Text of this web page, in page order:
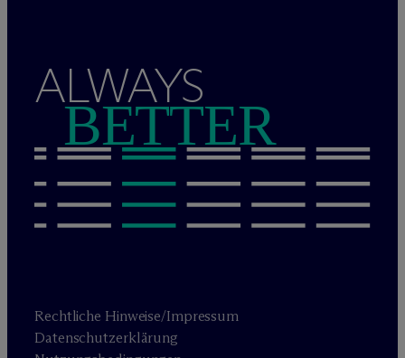
ALWAYS
BETTER
Rechtliche Hinweise/Impressum
Datenschutzerklärung